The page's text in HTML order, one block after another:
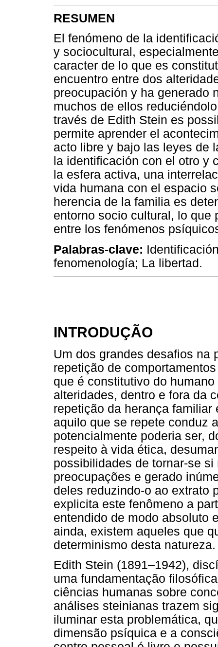
RESUMEN
El fenómeno de la
y sociocultural,
caracter de lo que es
encuentro entre dos
preocupación y ha generado
muchos de ellos
través de Edith Stein es
permite aprender el
acto libre y bajo las leyes de
la identificación con el otro y
la esfera activa, una
vida humana con el espacio
herencia de la familia es
entorno socio cultural, lo que
entre los fenómenos
Palabras-clave:
fenomenología; La libertad.
INTRODUÇÃO
Um dos grandes desafios na
repetição de
que é constitutivo do
alteridades, dentro e fora da
repetição da herança
aquilo que se repete conduz
potencialmente poderia ser,
respeito à vida ética,
possibilidades de tornar-se
preocupações e gerado
deles reduzindo-o ao extrato
explicita este fenômeno a
entendido de modo absoluto
ainda, existem aqueles que
determinismo desta natureza.
Edith Stein (1891–1942),
uma fundamentação
ciências humanas sobre
análises steinianas trazem
iluminar esta problemática,
dimensão psíquica e a